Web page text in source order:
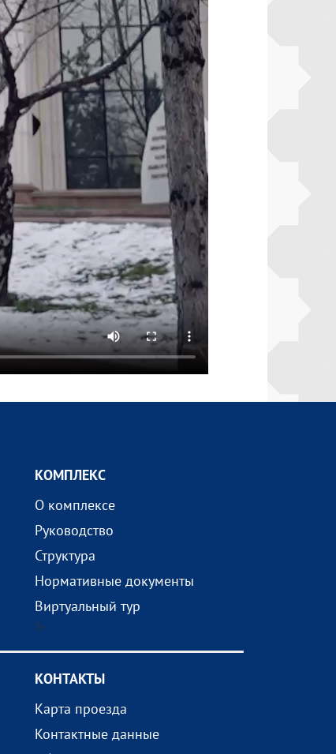
КОМПЛEКС
О комплексе
Руководство
Структура
Нормативные документы
Виртуальный тур
?>
КОНТАКТЫ
Карта проезда
Контактные данные